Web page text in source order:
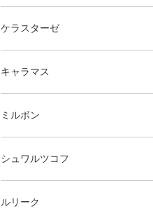
ケラスターゼ
キャラマス
ミルボン
シュワルツコフ
ルリーク